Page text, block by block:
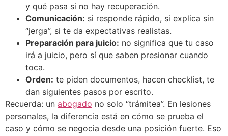
y qué pasa si no hay recuperación.
Comunicación: si responde rápido, si explica sin
“jerga”, si te da expectativas realistas.
Preparación para juicio: no significa que tu caso
irá a juicio, pero sí que saben presionar cuando
toca.
Orden: te piden documentos, hacen checklist, te
dan siguientes pasos por escrito.
Recuerda: un abogado no solo “trámitea”. En lesiones
personales, la diferencia está en cómo se prueba el
caso y cómo se negocia desde una posición fuerte. Eso